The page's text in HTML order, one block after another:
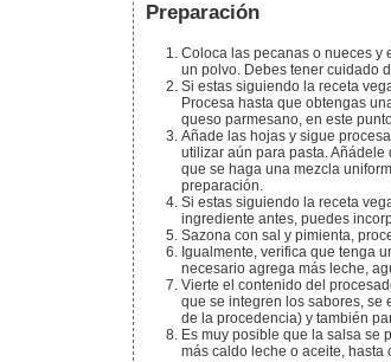
Preparación
Coloca las pecanas o nueces y
un polvo. Debes tener cuidado
Si estas siguiendo la receta
Procesa hasta que obtengas
queso parmesano, en este
Añade las hojas y sigue
utilizar aún para pasta.
que se haga una mezcla
preparación.
Si estas siguiendo la receta
ingrediente antes, puedes
Sazona con sal y pimienta,
Igualmente, verifica que tenga
necesario agrega más leche,
Vierte el contenido del procesador en una olla y ponlo a calentar a fuego bajo, por unos minutos. La idea es
que se integren los sabores,
de la procedencia) y también
Es muy posible que la salsa se
más caldo leche o aceite,